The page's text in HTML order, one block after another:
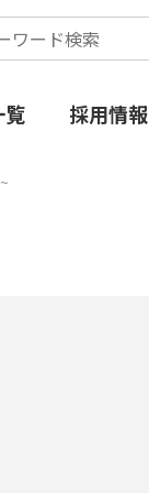
覧 採用情報